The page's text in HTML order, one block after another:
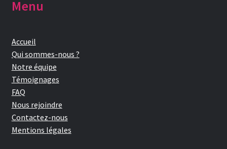
Menu
Accueil
Qui sommes-nous ?
Notre équipe
Témoignages
FAQ
Nous rejoindre
Contactez-nous
Mentions légales